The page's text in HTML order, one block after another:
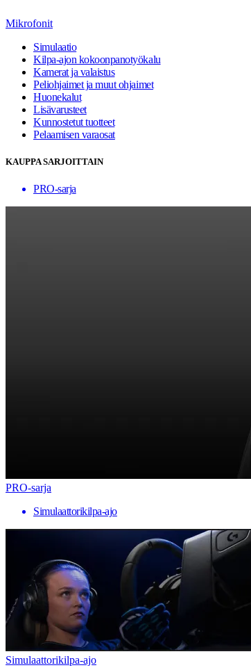
Mikrofonit
Simulaatio
Kilpa-ajon kokoonpanotyökalu
Kamerat ja valaistus
Peliohjaimet ja muut ohjaimet
Huonekalut
Lisävarusteet
Kunnostetut tuotteet
Pelaamisen varaosat
KAUPPA SARJOITTAIN
PRO-sarja
PRO-sarja
Simulaattorikilpa-ajo
Simulaattorikilpa-ajo